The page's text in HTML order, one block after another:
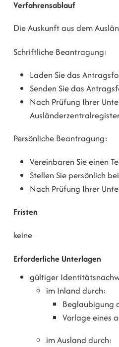
Verfahrensablauf
Die Auskunft aus dem
Schriftliche Beantragung:
Laden Sie das
Senden Sie das
Nach Prüfung Ihrer
Persönliche Beantragung:
Vereinbaren Sie einen
Stellen Sie persönlich
Nach Prüfung Ihrer
Fristen
keine
Erforderliche Unterlagen
gültiger
im Inland durch:
Beglaubigung
Vorlage eines
im Ausland durch: